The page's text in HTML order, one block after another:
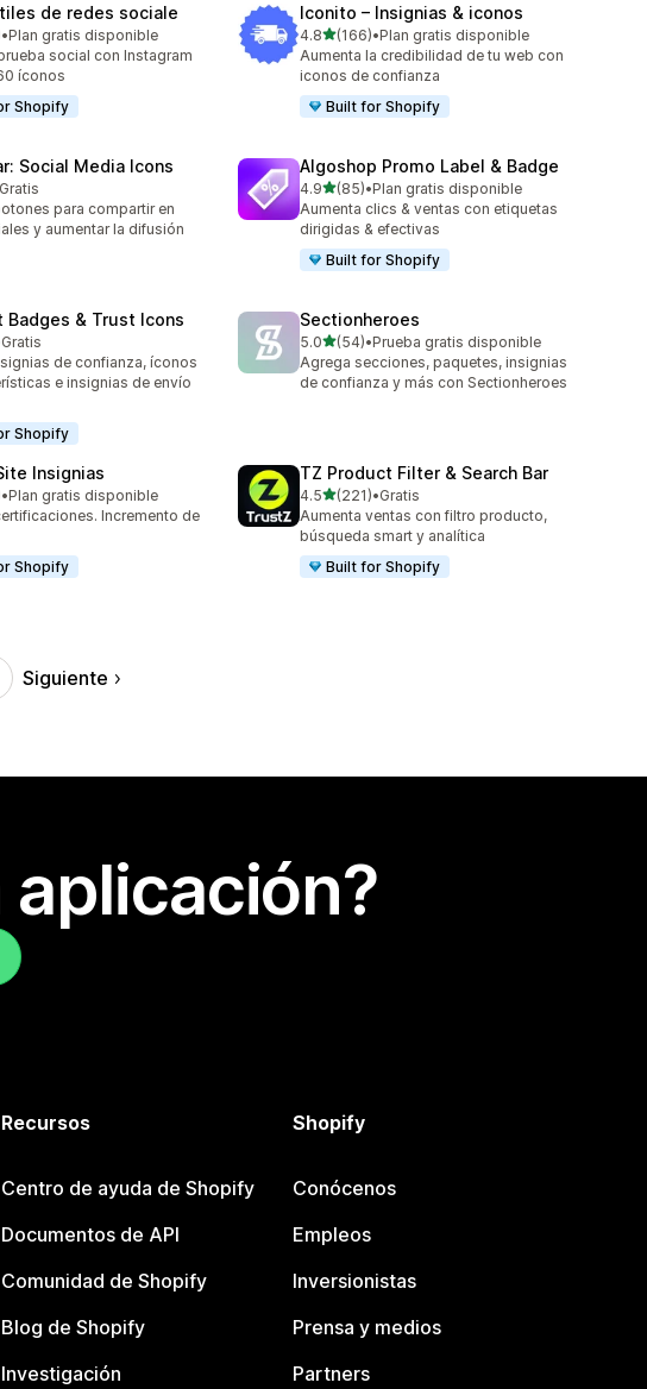
de redes sociale
en total
•Plan gratis disponible
social con Instagram
íconos
Shopify
Iconito – Insignias & iconos
4.8de 5 estrellas
(166)
166 reseñas en total
•Plan gratis disponible
Aumenta la credibilidad de tu web con
iconos de confianza
Built for Shopify
Social Media Icons
total
Gratis
para compartir en
y aumentar la difusión
Algoshop Promo Label & Badge
4.9de 5 estrellas
(85)
85 reseñas en total
•Plan gratis disponible
Aumenta clics & ventas con etiquetas
dirigidas & efectivas
Built for Shopify
Badges & Trust Icons
en total
Gratis
de confianza, íconos
e insignias de envío
Shopify
Sectionheroes
5.0de 5 estrellas
(54)
54 reseñas en total
•Prueba gratis disponible
Agrega secciones, paquetes, insignias
de confianza y más con Sectionheroes
Insignias
en total
•Plan gratis disponible
Incremento de
Shopify
TZ Product Filter & Search Bar
4.5de 5 estrellas
(221)
221 reseñas en total
•Gratis
Aumenta ventas con filtro producto,
búsqueda smart y analítica
Built for Shopify
Siguiente
aplicación?
Recursos
Centro de ayuda de Shopify
Documentos de API
Comunidad de Shopify
Blog de Shopify
Investigación
Shopify
Conócenos
Empleos
Inversionistas
Prensa y medios
Partners